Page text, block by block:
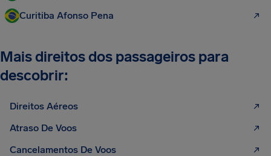
Curitiba Afonso Pena
Mais direitos dos passageiros para
descobrir:
Direitos Aéreos
Atraso De Voos
Cancelamentos De Voos